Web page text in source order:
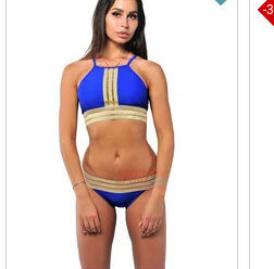
-